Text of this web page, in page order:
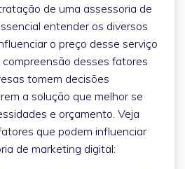
de uma assessoria de
entender os diversos
o preço desse serviço
desses fatores
tomem decisões
a solução que melhor se
e orçamento. Veja
que podem influenciar
de marketing digital: